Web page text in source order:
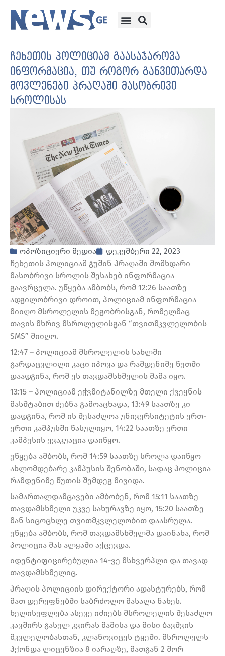
ჩეხეთის პოლიციამ გაასაჯაროვა
ინფორმაცია, თუ როგორ განვითარდა
მოვლენები პრაღაში მასობრივი
სროლისას
ოპოზიციური მედია
დეკემბერი 22, 2023
ჩეხეთის პოლიციამ გუშინ პრაღაში მომხდარი
მასობრივი სროლის შესახებ ინფორმაცია
გაავრცელა. უწყება ამბობს, რომ 12:26 საათზე
ადგილობრივი დროით, პოლიციამ ინფორმაცია
მიიღო მსროლელის მეგობრისგან, რომელმაც
თავის მხრივ მსროლელისგან “თვითმკვლელობის
SMS” მიიღო.
12:47 – პოლიციამ მსროლელის სახლში
გარდაცვლილი კაცი იპოვა და რამდენიმე წუთში
დაადგინა, რომ ეს თავდამსხმელის მამა იყო.
13:15 – პოლიციამ ეჭვმიტანილზე მთელი ქვეყნის
მასშტაბით ძებნა გამოაცხადა, 13:49 საათზე კი
დადგინა, რომ ის შესაძლოა უნივერსიტეტის ერთ-
ერთი კამპუსში წასულიყო, 14:22 საათზე ერთი
კამპუსის ევაკუაცია დაიწყო.
უწყება ამბობს, რომ 14:59 საათზე სროლა დაიწყო
ახლომდებარე კამპუსის შენობაში, სადაც პოლიცია
რამდენიმე წუთის შემდეგ მივიდა.
სამართალდამცავები ამბობენ, რომ 15:11 საათზე
თავდამსხმელი უკვე სახურავზე იყო, 15:20 საათზე
მან სიცოცხლე თვითმკვლელობით დაასრულა.
უწყება ამბობს, რომ თავდამსხმელმა დაინახა, რომ
პოლიცია მას ალყაში აქცევდა.
იდენტიფიცირებულია 14-ვე მსხვერპლი და თავად
თავდამსხმელიც.
პრაღის პოლიციის დირექტორი ადასტურებს, რომ
მათ დერეფნებში საბრძოლო მასალა ნახეს.
ხელისუფლება ასევე იძიებს მსროლელის შესაძლო
კავშირს გასულ კვირას მამისა და მისი ბავშვის
მკვლელობასთან, კლანოვიცეს ტყეში. მსროლელს
ჰქონდა ლიცენზია 8 იარაღზე, მათგან 2 შორ